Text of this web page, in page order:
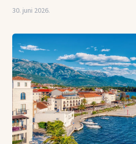
30. juni 2026.